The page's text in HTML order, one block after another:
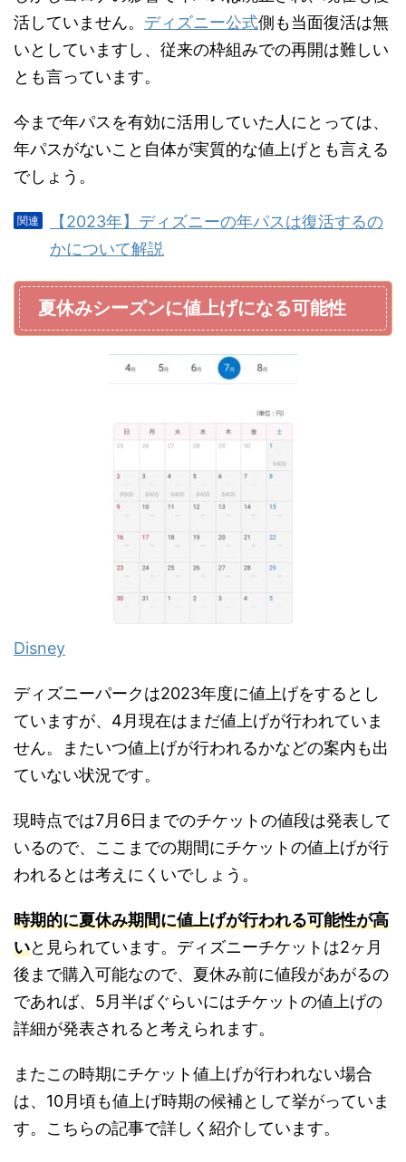
活していません。 ディズニー公式側も当面復活は無
いとしていますし、従来の枠組みでの再開は難しい
とも言っています。
今まで年パスを有効に活用していた人にとっては、
年パスがないこと自体が実質的な値上げとも言える
でしょう。
【2023年】ディズニーの年パスは復活するの
かについて解説
夏休みシーズンに値上げになる可能性
Disney
ディズニーパークは2023年度に値上げをするとし
ていますが、4月現在はまだ値上げが行われていま
せん。またいつ値上げが行われるかなどの案内も出
ていない状況です。
現時点では7月6日までのチケットの値段は発表して
いるので、ここまでの期間にチケットの値上げが行
われるとは考えにくいでしょう。
時期的に夏休み期間に値上げが行われる可能性が高
いと見られています。ディズニーチケットは2ヶ月
後まで購入可能なので、夏休み前に値段があがるの
であれば、5月半ばぐらいにはチケットの値上げの
詳細が発表されると考えられます。
またこの時期にチケット値上げが行われない場合
は、10月頃も値上げ時期の候補として挙がっていま
す。こちらの記事で詳しく紹介しています。